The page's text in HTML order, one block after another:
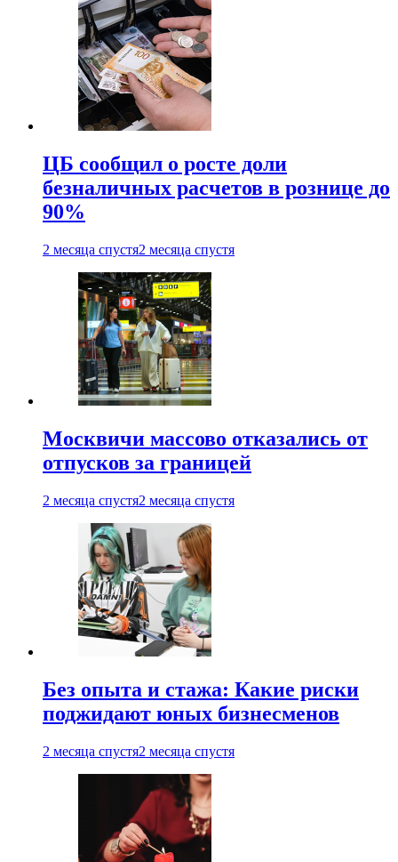
ЦБ сообщил о росте доли
безналичных расчетов в рознице до
90%
2 месяца спустя2 месяца спустя
Москвичи массово отказались от
отпусков за границей
2 месяца спустя2 месяца спустя
Без опыта и стажа: Какие риски
поджидают юных бизнесменов
2 месяца спустя2 месяца спустя